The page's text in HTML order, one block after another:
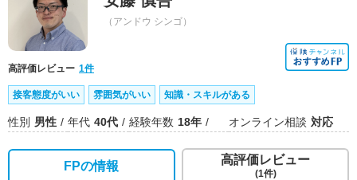
（アンドウ シンゴ）
高評価レビュー 1件
接客態度がいい 雰囲気がいい 知識・スキルがある
性別 男性 年代 40代 経験年数 18年 オンライン相談 対応
FPの情報 高評価レビュー
(1件)